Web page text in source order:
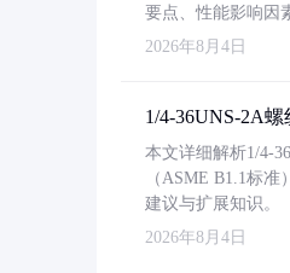
要点、性能影响因
2026年8月4日
1/4-36UNS-2A
本文详细解析1/4-
（ASME B1.1标
建议与扩展知识。
2026年8月4日